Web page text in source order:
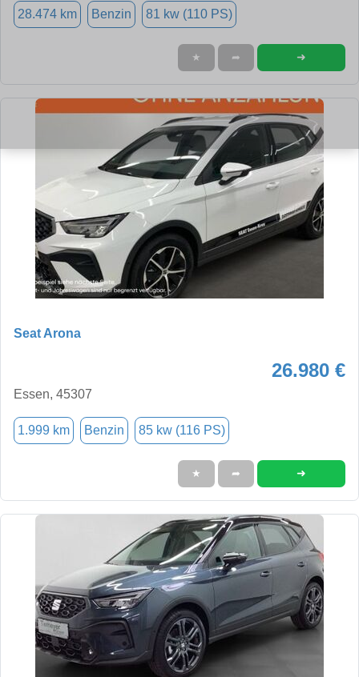
28.474 km Benzin 81 kw (110 PS)
★ ➦ ➜
Seat Arona
26.980 €
Essen, 45307
1.999 km Benzin 85 kw (116 PS)
★ ➦ ➜